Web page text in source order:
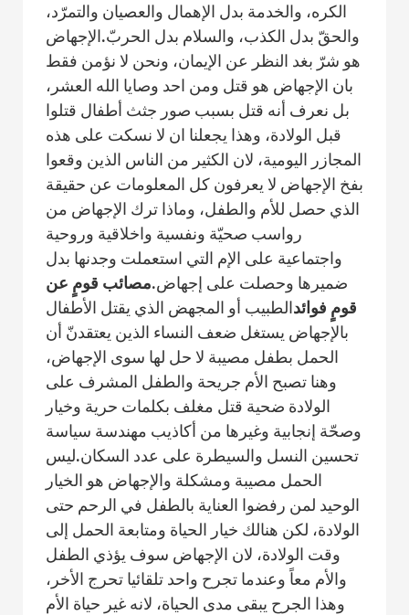
الكره، والخدمة بدل الإهمال والعصيان والتمرّد،
والحقّ بدل الكذب، والسلام بدل الحربّ.الإجهاض
هو شرّ بغد النظر عن الإيمان، ونحن لا نؤمن فقط
بان الإجهاض هو قتل ومن احد وصايا الله العشر،
بل نعرف أنه قتل بسبب صور جثث أطفال قتلوا
قبل الولادة، وهذا يجعلنا ان لا نسكت على هذه
المجازر اليومية، لان الكثير من الناس الذين وقعوا
بفخ الإجهاض لا يعرفون كل المعلومات عن حقيقة
الذي حصل للأم والطفل، وماذا ترك الإجهاض من
رواسب صحيّة ونفسية واخلاقية وروحية
واجتماعية على الإم التي استعملت وجدنها بدل
ضميرها وحصلت على إجهاض.مصائب قومٍ عن
قومٍ فوائدالطبيب أو المجهض الذي يقتل الأطفال
بالإجهاض يستغل ضعف النساء الذين يعتقدنّ أن
الحمل بطفل مصيبة لا حل لها سوى الإجهاض،
وهنا تصبح الأم جريحة والطفل المشرف على
الولادة ضحية قتل مغلف بكلمات حرية وخيار
وصحّة إنجابية وغيرها من أكاذيب مهندسة سياسة
تحسين النسل والسيطرة على عدد السكان.ليس
الحمل مصيبة ومشكلة والإجهاض هو الخيار
الوحيد لمن رفضوا العناية بالطفل في الرحم حتى
الولادة، لكن هنالك خيار الحياة ومتابعة الحمل إلى
وقت الولادة، لان الإجهاض سوف يؤذي الطفل
والأم معاً وعندما تجرح واحد تلقائيا تحرج الأخر،
وهذا الجرح يبقى مدى الحياة، لانه غير حياة الأم